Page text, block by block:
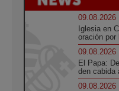
09.08.2026
Iglesia en
oración por
09.08.2026
El Papa:
den cabida
09.08.2026